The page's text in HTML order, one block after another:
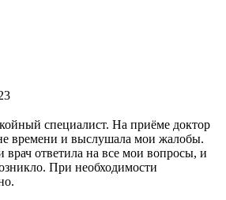
специалист. На приёме доктор
времени и выслушала мои жалобы.
врач ответила на все мои вопросы, и
При необходимости